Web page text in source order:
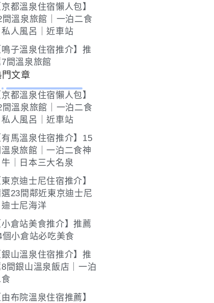
京都溫泉住宿懶人包】
間溫泉旅館｜一泊二食
私人風呂｜近車站
鳴子溫泉住宿推介】推
7間溫泉旅館
門文章
京都溫泉住宿懶人包】
間溫泉旅館｜一泊二食
私人風呂｜近車站
有馬溫泉住宿推介】15
溫泉旅館｜一泊二食神
牛｜日本三大名泉
東京迪士尼住宿推介】
23間鄰近東京迪士尼
迪士尼海洋
小倉站美食推介】推薦
個小倉站必吃美食
銀山溫泉住宿推介】推
8間銀山溫泉飯店｜一泊
由布院溫泉住宿推薦】